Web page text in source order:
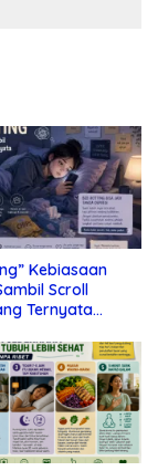
Kebiasaan
Scroll
Ternyata